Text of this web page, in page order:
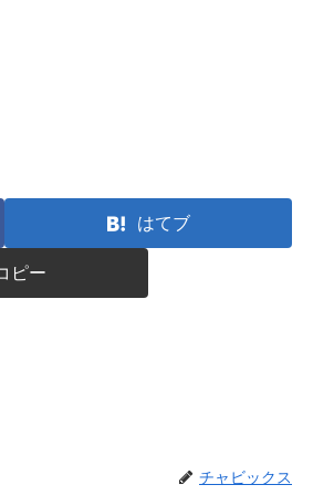
はてブ
ピー
チャビックス